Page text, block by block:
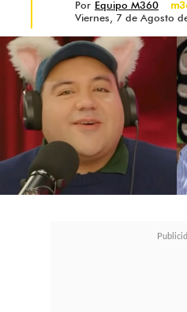
Por Equipo M360
Viernes, 7 de Agosto